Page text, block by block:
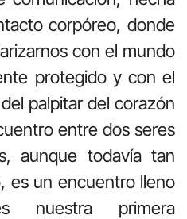
corpóreo, donde
con el mundo
protegido y con el
palpitar del corazón
entre dos seres
aunque todavía tan
es un encuentro lleno
nuestra primera